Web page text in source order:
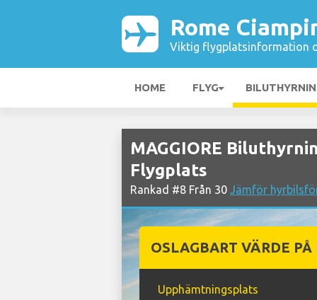
Rome
Viktig flygplatsinformation
HOME FLYG
MAGGIORE
Flygplats
Rankad #8 Från 30 Jämför
OSLAGBART VÄRDE
Upphämtningsplats